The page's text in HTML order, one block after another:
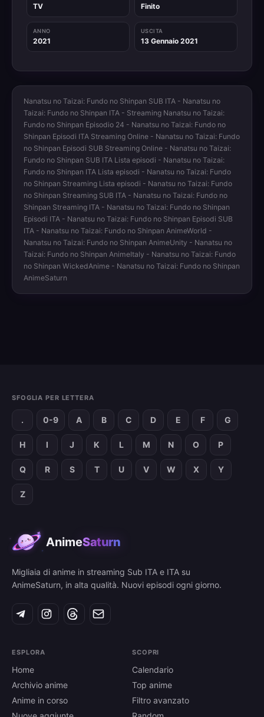
TV Finito
ANNO
2021
USCITA
13 Gennaio 2021
Nanatsu no Taizai: Fundo no Shinpan SUB ITA - Nanatsu no
Taizai: Fundo no Shinpan ITA - Streaming Nanatsu no Taizai:
Fundo no Shinpan Episodio 24 - Nanatsu no Taizai: Fundo no
Shinpan Episodi ITA Streaming Online - Nanatsu no Taizai: Fundo
no Shinpan Episodi SUB Streaming Online - Nanatsu no Taizai:
Fundo no Shinpan SUB ITA Lista episodi - Nanatsu no Taizai:
Fundo no Shinpan ITA Lista episodi - Nanatsu no Taizai: Fundo
no Shinpan Streaming Lista episodi - Nanatsu no Taizai: Fundo
no Shinpan Streaming SUB ITA - Nanatsu no Taizai: Fundo no
Shinpan Streaming ITA - Nanatsu no Taizai: Fundo no Shinpan
Episodi ITA - Nanatsu no Taizai: Fundo no Shinpan Episodi SUB
ITA - Nanatsu no Taizai: Fundo no Shinpan AnimeWorld -
Nanatsu no Taizai: Fundo no Shinpan AnimeUnity - Nanatsu no
Taizai: Fundo no Shinpan AnimeItaly - Nanatsu no Taizai: Fundo
no Shinpan WickedAnime - Nanatsu no Taizai: Fundo no Shinpan
AnimeSaturn
SFOGLIA PER LETTERA
. 0-9 A B C D E F G
H I J K L M N O P
Q R S T U V W X Y
Z
AnimeSaturn
Migliaia di anime in streaming Sub ITA e ITA su
AnimeSaturn, in alta qualità. Nuovi episodi ogni giorno.
ESPLORA
Home
Archivio anime
Anime in corso
SCOPRI
Calendario
Top anime
Filtro avanzato